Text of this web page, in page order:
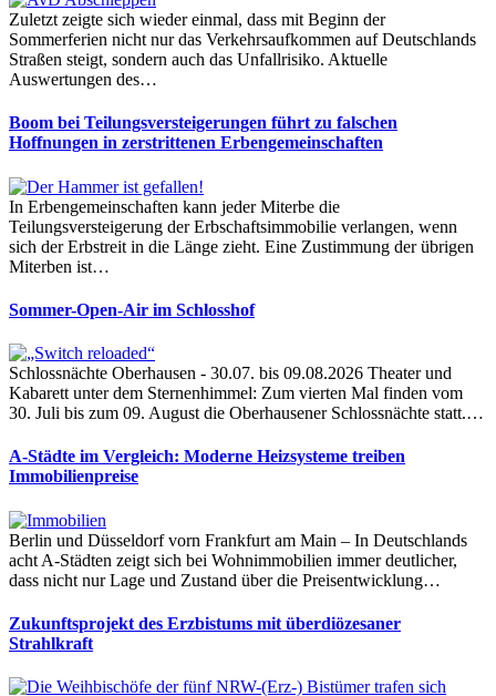
Zuletzt zeigte sich wieder einmal, dass mit Beginn der
Sommerferien nicht nur das Verkehrsaufkommen auf Deutschlands
Straßen steigt, sondern auch das Unfallrisiko. Aktuelle
Auswertungen des…
Boom bei Teilungsversteigerungen führt zu falschen
Hoffnungen in zerstrittenen Erbengemeinschaften
In Erbengemeinschaften kann jeder Miterbe die
Teilungsversteigerung der Erbschaftsimmobilie verlangen, wenn
sich der Erbstreit in die Länge zieht. Eine Zustimmung der übrigen
Miterben ist…
Sommer-Open-Air im Schlosshof
Schlossnächte Oberhausen - 30.07. bis 09.08.2026 Theater und
Kabarett unter dem Sternenhimmel: Zum vierten Mal finden vom
30. Juli bis zum 09. August die Oberhausener Schlossnächte statt.…
A-Städte im Vergleich: Moderne Heizsysteme treiben
Immobilienpreise
Berlin und Düsseldorf vorn Frankfurt am Main – In Deutschlands
acht A-Städten zeigt sich bei Wohnimmobilien immer deutlicher,
dass nicht nur Lage und Zustand über die Preisentwicklung…
Zukunftsprojekt des Erzbistums mit überdiözesaner
Strahlkraft